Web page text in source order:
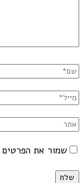
שמור את